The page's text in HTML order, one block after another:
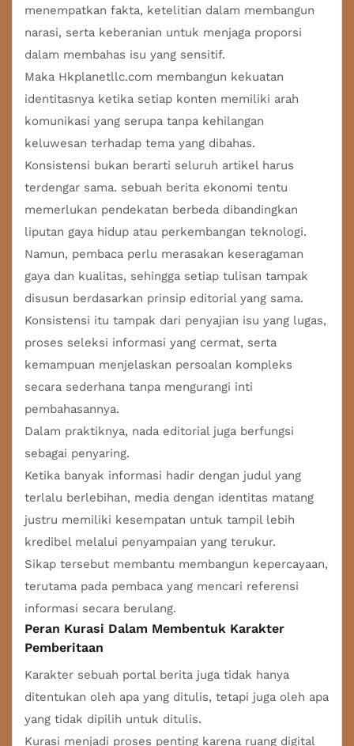
menempatkan fakta, ketelitian dalam membangun
narasi, serta keberanian untuk menjaga proporsi
dalam membahas isu yang sensitif.
Maka Hkplanetllc.com membangun kekuatan
identitasnya ketika setiap konten memiliki arah
komunikasi yang serupa tanpa kehilangan
keluwesan terhadap tema yang dibahas.
Konsistensi bukan berarti seluruh artikel harus
terdengar sama. sebuah berita ekonomi tentu
memerlukan pendekatan berbeda dibandingkan
liputan gaya hidup atau perkembangan teknologi.
Namun, pembaca perlu merasakan keseragaman
gaya dan kualitas, sehingga setiap tulisan tampak
disusun berdasarkan prinsip editorial yang sama.
Konsistensi itu tampak dari penyajian isu yang lugas,
proses seleksi informasi yang cermat, serta
kemampuan menjelaskan persoalan kompleks
secara sederhana tanpa mengurangi inti
pembahasannya.
Dalam praktiknya, nada editorial juga berfungsi
sebagai penyaring.
Ketika banyak informasi hadir dengan judul yang
terlalu berlebihan, media dengan identitas matang
justru memiliki kesempatan untuk tampil lebih
kredibel melalui penyampaian yang terukur.
Sikap tersebut membantu membangun kepercayaan,
terutama pada pembaca yang mencari referensi
informasi secara berulang.
Peran Kurasi Dalam Membentuk Karakter
Pemberitaan
Karakter sebuah portal berita juga tidak hanya
ditentukan oleh apa yang ditulis, tetapi juga oleh apa
yang tidak dipilih untuk ditulis.
Kurasi menjadi proses penting karena ruang digital